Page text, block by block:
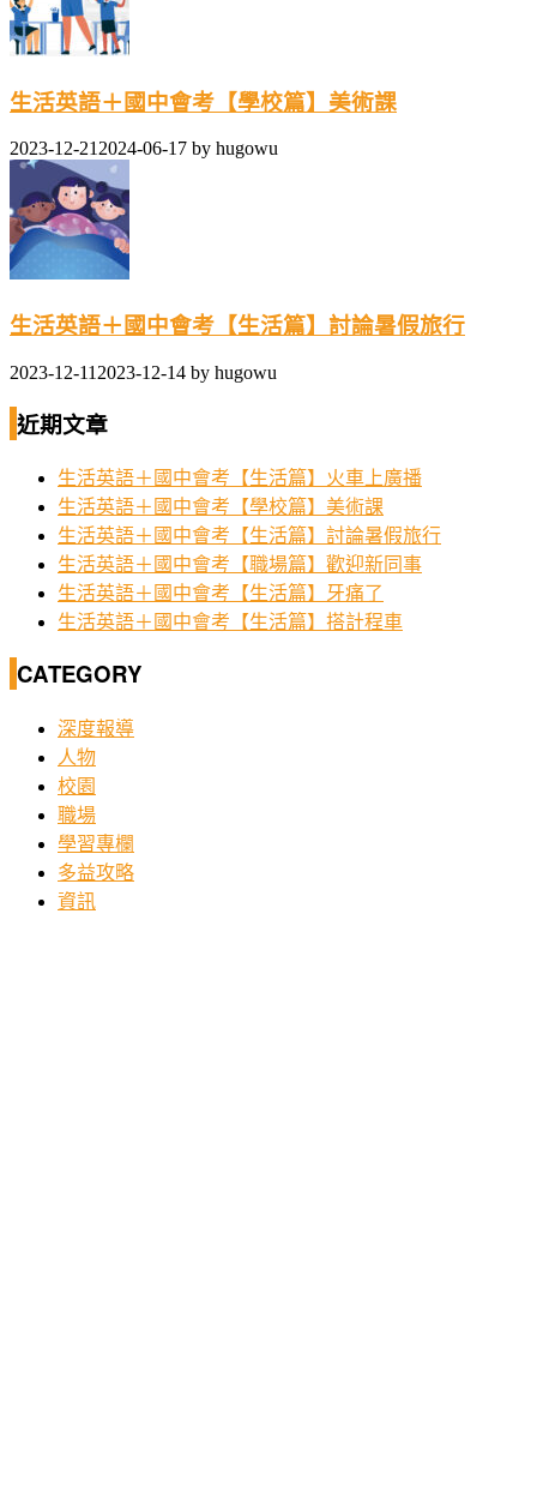
生活英語＋國中會考【學校篇】美術課
2023-12-212024-06-17 by hugowu
生活英語＋國中會考【生活篇】討論暑假旅行
2023-12-11 2023-12-14 by hugowu
近期文章
生活英語＋國中會考【生活篇】火車上廣播
生活英語＋國中會考【學校篇】美術課
生活英語＋國中會考【生活篇】討論暑假旅行
生活英語＋國中會考【職場篇】歡迎新同事
生活英語＋國中會考【生活篇】牙痛了
生活英語＋國中會考【生活篇】搭計程車
CATEGORY
深度報導
人物
校園
職場
學習專欄
多益攻略
資訊